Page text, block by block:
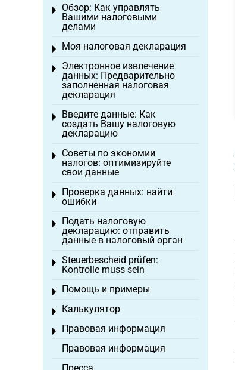
Обзор: Как управлять
Вашими налоговыми
делами
Toggle menu
Моя налоговая декларация
Toggle menu
Электронное извлечение
данных: Предварительно
заполненная налоговая
декларация
Toggle menu
Введите данные: Как
создать Вашу налоговую
декларацию
Toggle menu
Советы по экономии
налогов: оптимизируйте
свои данные
Toggle menu
Проверка данных: найти
ошибки
Toggle menu
Подать налоговую
декларацию: отправить
данные в налоговый орган
Toggle menu
Steuerbescheid prüfen:
Kontrolle muss sein
Toggle menu
Помощь и примеры
Toggle menu
Калькулятор
Toggle menu
Правовая информация
Toggle menu
Правовая информация